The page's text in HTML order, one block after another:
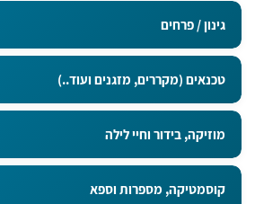
גינון / פרחים
טכנאים (מקררים, מזגנים ועוד..)
מוזיקה, בידור וחיי לילה
קוסמטיקה, מספרות וספא